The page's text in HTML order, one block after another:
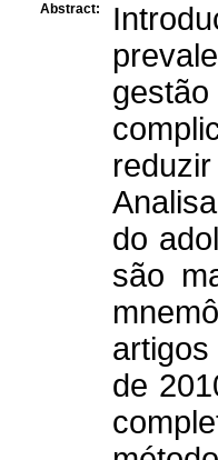
Abstract:
do
são
de